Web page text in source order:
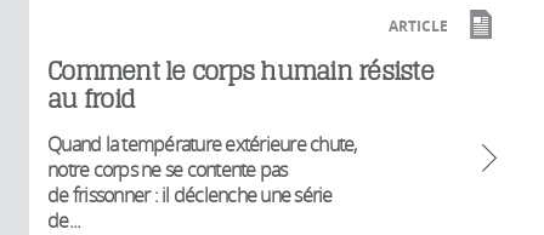
ARTICLE
Comment le corps humain résiste
au froid
Quand la température extérieure chute,
notre corps ne se contente pas
de frissonner : il déclenche une série
de...